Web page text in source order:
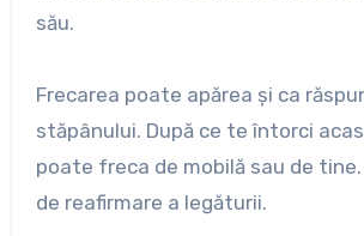
său.
Frecarea poate apărea și ca
stăpânului. După ce te întorci
poate freca de mobilă sau de
de reafirmare a legăturii.